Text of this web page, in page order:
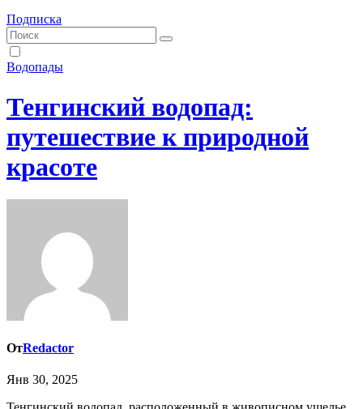
Подписка
Водопады
Тенгинский водопад:
путешествие к природной
красоте
ОтRedactor
Янв 30, 2025